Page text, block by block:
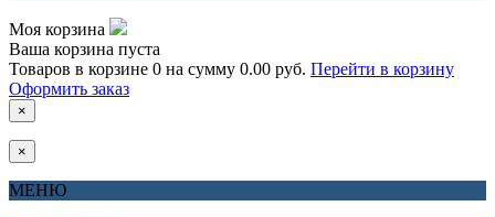
Моя корзина
Ваша корзина пуста
Товаров в корзине 0 на сумму 0.00 руб. Перейти в корзину
Оформить заказ
×
×
МЕНЮ